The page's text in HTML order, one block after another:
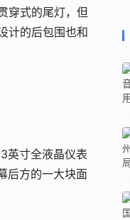
穿式的尾灯，但
计的后包围也和
英寸全液晶仪表
后方的一大块面